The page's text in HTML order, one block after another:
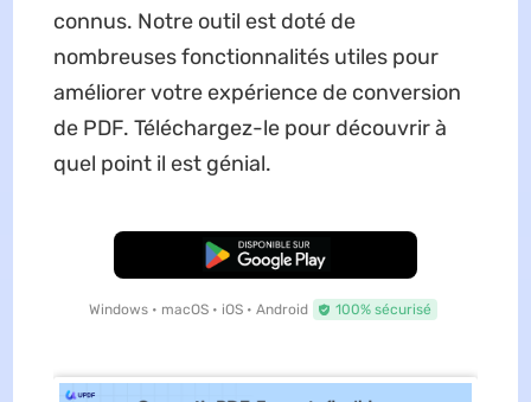
connus. Notre outil est doté de
nombreuses fonctionnalités utiles pour
améliorer votre expérience de conversion
de PDF. Téléchargez-le pour découvrir à
quel point il est génial.
TÉLÉCHARGER
Windows • macOS • iOS • Android 100% sécurisé